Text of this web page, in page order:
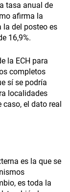
tasa anual de
afirma la
la del posteo es
16,9%.
la ECH para
completos
sí se podría
localidades
caso, el dato real
es la que se
es toda la